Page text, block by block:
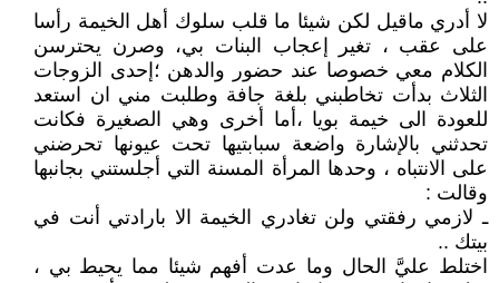
لا أدري ماقيل لكن شيئا ما قلب سلوك أهل الخيمة رأسا
على عقب ، تغير إعجاب البنات بي، وصرن يحترسن
الكلام معي خصوصا عند حضور والدهن ؛إحدى الزوجات
الثلاث بدأت تخاطبني بلغة جافة وطلبت مني ان استعد
للعودة الى خيمة بويا ،أما أخرى وهي الصغيرة فكانت
تحدثني بالإشارة واضعة سبابتيها تحت عيونها تحرضني
على الانتباه ، وحدها المرأة المسنة التي أجلستني بجانبها
وقالت :
ـ لازمي رفقتي ولن تغادري الخيمة الا بارادتي أنت في
بيتك ..
اختلط عليَّ الحال وما عدت أفهم شيئا مما يحيط بي ،